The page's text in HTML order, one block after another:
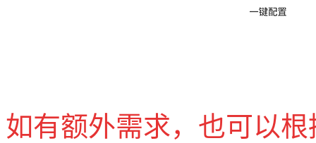
如有额外需求，也可以